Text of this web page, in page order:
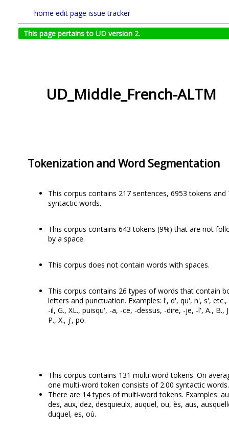
home edit page issue tracker
This page pertains to UD version 2.
UD_Middle_French-ALTM
Tokenization and Word Segmentation
This corpus contains 217 sentences, 6953 tokens and
syntactic words.
This corpus contains 643 tokens (9%) that are not
by a space.
This corpus does not contain words with spaces.
This corpus contains 26 types of words that contain
letters and punctuation. Examples: l', d', qu', n', s', etc.,
-il, G., XL., puisqu', -a, -ce, -dessus, -dire, -je, -l', A., B.,
P., X., j', po.
This corpus contains 131 multi-word tokens. On
one multi-word token consists of 2.00 syntactic words.
There are 14 types of multi-word tokens. Examples:
des, aux, dez, desquieulx, auquel, ou, ès, aus,
duquel, es, où.